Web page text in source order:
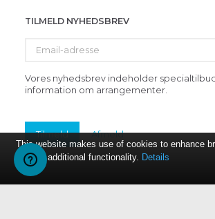
TILMELD NYHEDSBREV
adresse
Vores nyhedsbrev indeholder
information om arrangementer.
Tilmeld Afmeld
This website makes use of cookies to enhance
provide additional functionality. Details